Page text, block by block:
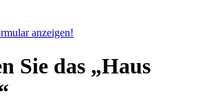
anzeigen!
Sie das „Haus